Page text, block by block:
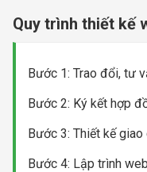
Quy trình thiết kế
Bước 1: Trao đổi, tư
Bước 2: Ký kết hợp
Bước 3: Thiết kế
Bước 4: Lập trình